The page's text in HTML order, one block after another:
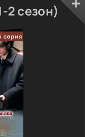
2 сезон)
серия